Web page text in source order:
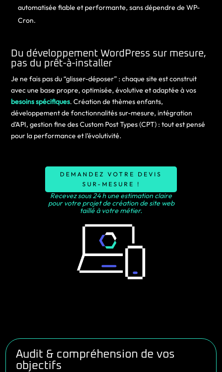
automatisée fiable et performante, sans dépendre de WP-
Cron.
Du développement WordPress sur mesure,
pas du prêt-à-installer
Je ne fais pas du “glisser-déposer” : chaque site est construit
avec une base propre, optimisée, évolutive et adaptée à vos
besoins spécifiques. Création de thèmes enfants,
développement de fonctionnalités sur-mesure, intégration
d’API, gestion fine des Custom Post Types (CPT) : tout est pensé
pour la performance et l’évolutivité.
DEMANDEZ VOTRE DEVIS
SUR-MESURE !
Recevez sous 24 h une estimation claire
pour votre projet de création de site web
taillé à votre métier.
Audit & compréhension de vos
objectifs